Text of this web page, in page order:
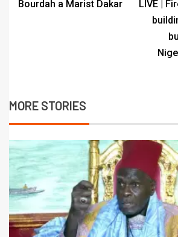
Bourdah a Marist Dakar
LIVE |
MORE STORIES